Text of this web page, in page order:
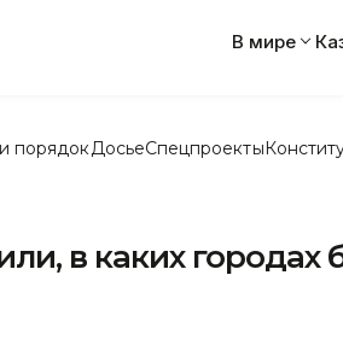
В мире
порядок ДосьеСпецпроекты
в каких городах